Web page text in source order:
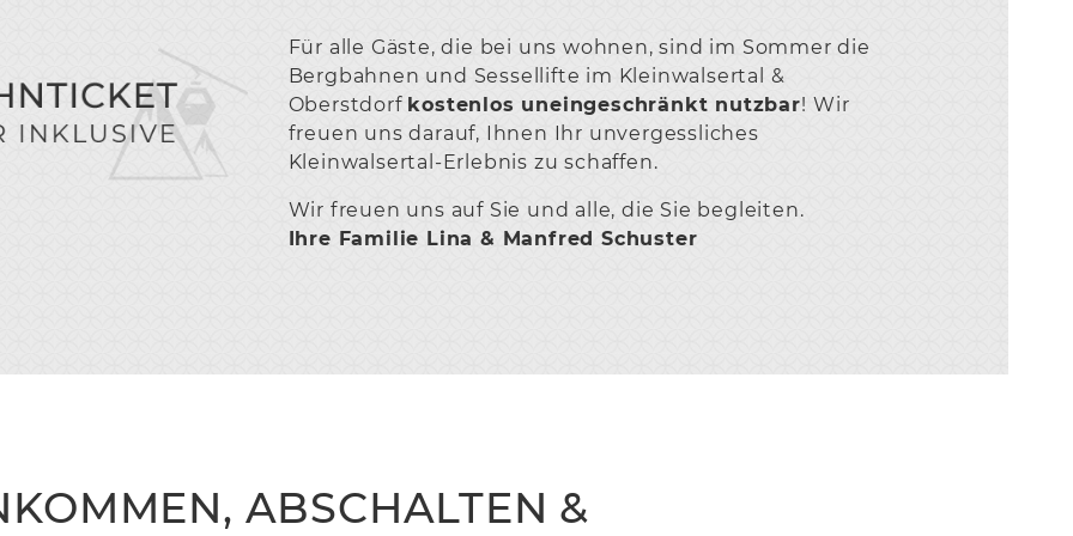
Für alle Gäste, die bei uns wohnen, sind im Sommer die
Bergbahnen und Sessellifte im Kleinwalsertal &
Oberstdorf kostenlos uneingeschränkt nutzbar! Wir
freuen uns darauf, Ihnen Ihr unvergessliches
Kleinwalsertal-Erlebnis zu schaffen.
Wir freuen uns auf Sie und alle, die Sie begleiten.
Ihre Familie Lina & Manfred Schuster
ABSCHALTEN &